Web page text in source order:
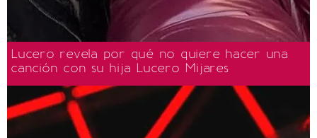
Lucero revela por qué no quiere hacer una
canción con su hija Lucero Mijares